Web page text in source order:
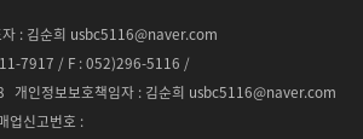
: 김순희 usbc5116@naver.com
7917 / F : 052)296-5116 /
개인정보보호책임자 : 김순희 usbc5116@naver.com
업신고번호 :